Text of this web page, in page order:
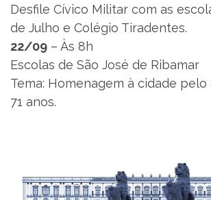
Desfile Cívico Militar com as
de Julho e Colégio Tiradentes.
22/09 – Às 8h
Escolas de São José de Ribamar
Tema: Homenagem à cidade
71 anos.